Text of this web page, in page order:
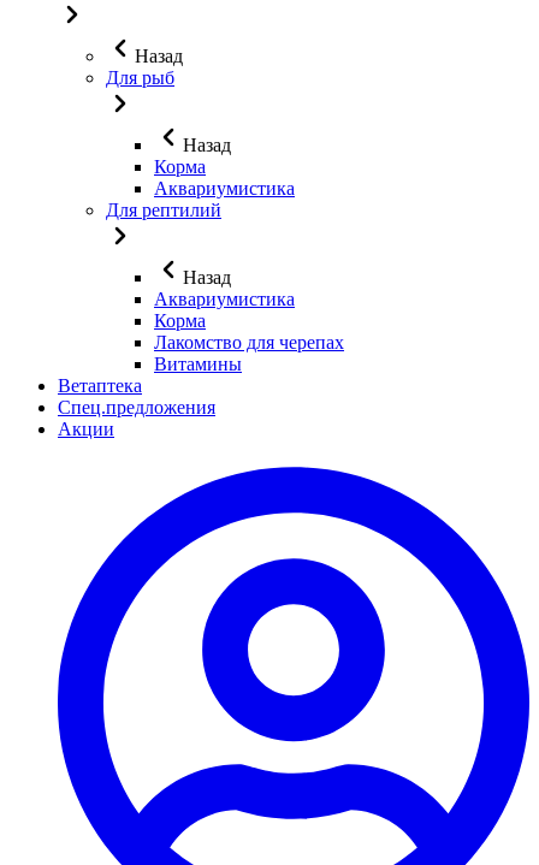
Назад
Для рыб
Назад
Корма
Аквариумистика
Для рептилий
Назад
Аквариумистика
Корма
Лакомство для черепах
Витамины
Ветаптека
Спец.предложения
Акции